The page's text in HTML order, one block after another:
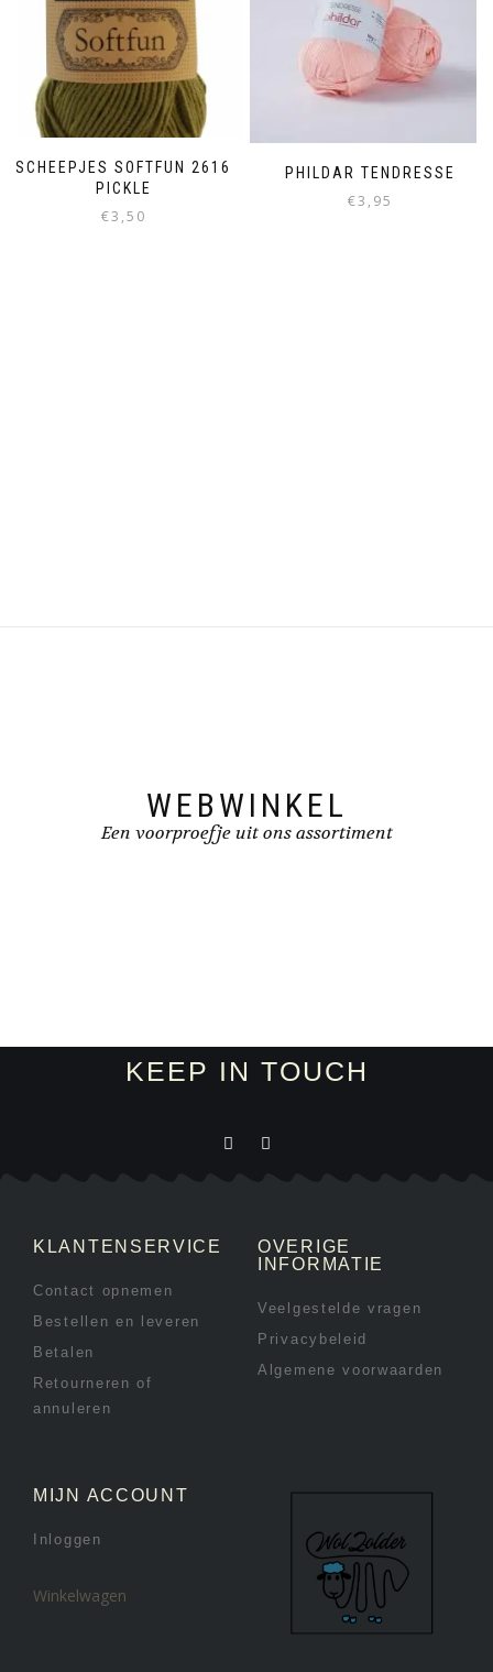
SCHEEPJES SOFTFUN 2616
PICKLE
€3,50
PHILDAR TENDRESSE
€3,95
WEBWINKEL
Een voorproefje uit ons assortiment
KEEP IN TOUCH
KLANTENSERVICE
Contact opnemen
Bestellen en leveren
Betalen
Retourneren of
annuleren
OVERIGE
INFORMATIE
Veelgestelde vragen
Privacybeleid
Algemene voorwaarden
MIJN ACCOUNT
Inloggen
Winkelwagen